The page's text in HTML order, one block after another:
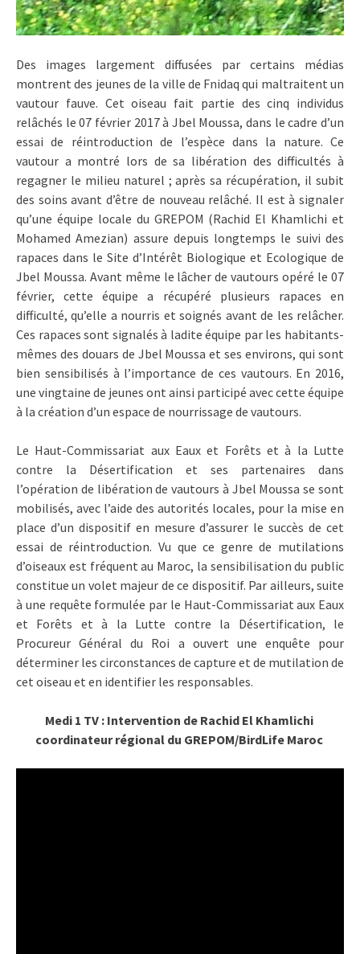
Des images largement diffusées par certains médias
montrent des jeunes de la ville de Fnidaq qui maltraitent un
vautour fauve. Cet oiseau fait partie des cinq individus
relâchés le 07 février 2017 à Jbel Moussa, dans le cadre d’un
essai de réintroduction de l’espèce dans la nature. Ce
vautour a montré lors de sa libération des difficultés à
regagner le milieu naturel ; après sa récupération, il subit
des soins avant d’être de nouveau relâché. Il est à signaler
qu’une équipe locale du GREPOM (Rachid El Khamlichi et
Mohamed Amezian) assure depuis longtemps le suivi des
rapaces dans le Site d’Intérêt Biologique et Ecologique de
Jbel Moussa. Avant même le lâcher de vautours opéré le 07
février, cette équipe a récupéré plusieurs rapaces en
difficulté, qu’elle a nourris et soignés avant de les relâcher.
Ces rapaces sont signalés à ladite équipe par les habitants-
mêmes des douars de Jbel Moussa et ses environs, qui sont
bien sensibilisés à l’importance de ces vautours. En 2016,
une vingtaine de jeunes ont ainsi participé avec cette équipe
à la création d’un espace de nourrissage de vautours.
Le Haut-Commissariat aux Eaux et Forêts et à la Lutte
contre la Désertification et ses partenaires dans
l’opération de libération de vautours à Jbel Moussa se sont
mobilisés, avec l’aide des autorités locales, pour la mise en
place d’un dispositif en mesure d’assurer le succès de cet
essai de réintroduction. Vu que ce genre de mutilations
d’oiseaux est fréquent au Maroc, la sensibilisation du public
constitue un volet majeur de ce dispositif. Par ailleurs, suite
à une requête formulée par le Haut-Commissariat aux Eaux
et Forêts et à la Lutte contre la Désertification, le
Procureur Général du Roi a ouvert une enquête pour
déterminer les circonstances de capture et de mutilation de
cet oiseau et en identifier les responsables.
Medi 1 TV : Intervention de Rachid El Khamlichi
coordinateur régional du GREPOM/BirdLife Maroc